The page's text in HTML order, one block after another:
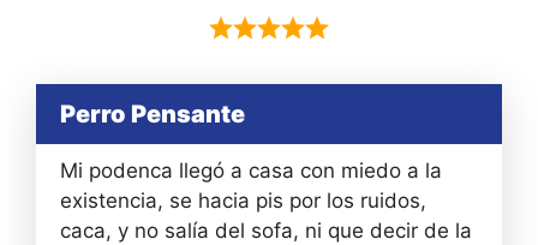
Perro Pensante
Mi podenca llegó a casa con miedo a la
existencia, se hacia pis por los ruidos,
caca, y no salía del sofa, ni que decir de la